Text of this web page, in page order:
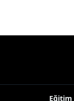
Eğitim